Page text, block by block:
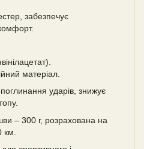
забезпечує
матеріал.
ударів, знижує
– 300 г, розрахована на
км.